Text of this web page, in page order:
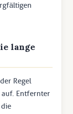
lange
Regel
Entfernter